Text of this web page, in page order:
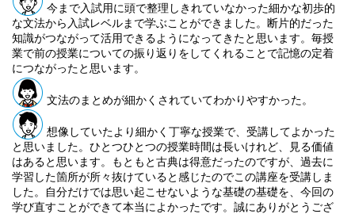
今まで入試用に頭で整理しきれていなかった細かな初歩的
な文法から入試レベルまで学ぶことができました。断片的だった
知識がつながって活用できるようになってきたと思います。毎授
業で前の授業についての振り返りをしてくれることで記憶の定着
につながったと思います。
文法のまとめが細かくされていてわかりやすかった。
想像していたより細かく丁寧な授業で、受講してよかった
と思いました。ひとつひとつの授業時間は長いけれど、見る価値
はあると思います。もともと古典は得意だったのですが、過去に
学習した箇所が所々抜けていると感じたのでこの講座を受講しま
した。自分だけでは思い起こせないような基礎の基礎を、今回の
学び直すことができて本当によかったです。誠にありがとうござ